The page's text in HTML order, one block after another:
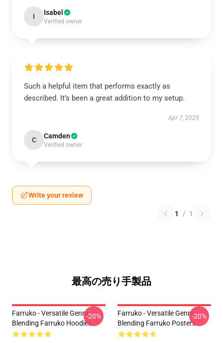
I Isabel
Verified owner
Such a helpful item that performs exactly as
described. It’s been a great addition to my setup.
Apr 7, 2025
C Camden
Verified owner
Write your review
1 / 1
最高の売り手製品
Farruko - Versatile Genre
Blending Farruko Hoodies
-20%
Farruko - Versatile Genre
Blending Farruko Posters
-20%